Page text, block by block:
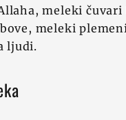
meleki
meleki
ljudi.